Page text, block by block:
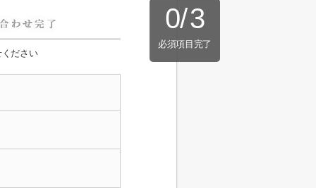
0/3
必須項目完了
ださい